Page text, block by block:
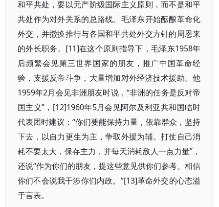
和平共处，要以无产阶级国际主义原则，而不是和平
共处作为对外关系的总路线。毛泽东开始酝酿革命化
外交，并撤换推行与各国和平共处外交方针的周恩来
的外长职务。[11]在这个原则指导下，毛泽东1958年
后频繁会见第三世界国家的朋友，推广中国革命经
验，支援反帝斗争，大量增加对外经济技术援助。他
1959年2月会见非洲朋友时说，“非洲的任务是反对帝
国主义”，[12]1960年5月会见阿尔及利亚共和国临时
代表团时建议：“你们要能保持力量，依靠群众，坚持
下去，以自力更生为主，争取外援为辅。打仗自己消
耗不要太大，保存主力，并每天消耗敌人一点力量”，
还说“作为你们的朋友，提这些意见供你们参考。相信
你们不会说我干涉你们内政。”[13]革命外交的心态溢
于言表。